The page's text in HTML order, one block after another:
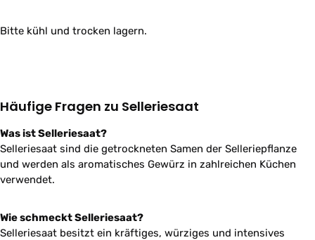
Bitte kühl und trocken lagern.
Häufige Fragen zu Selleriesaat
Was ist Selleriesaat?
Selleriesaat sind die getrockneten Samen der Selleriepflanze
und werden als aromatisches Gewürz in zahlreichen Küchen
verwendet.
Wie schmeckt Selleriesaat?
Selleriesaat besitzt ein kräftiges, würziges und intensives